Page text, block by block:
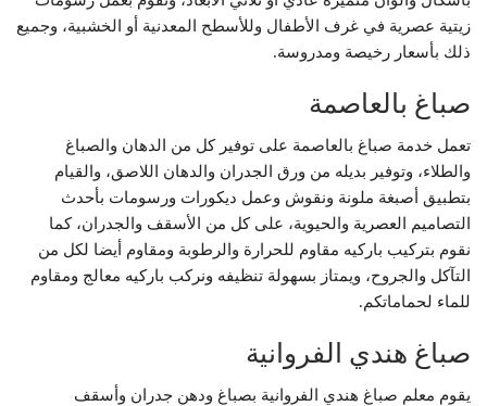
زيتية عصرية في غرف الأطفال وللأسطح المعدنية أو الخشبية، وجميع
ذلك بأسعار رخيصة ومدروسة.
صباغ بالعاصمة
تعمل خدمة صباغ بالعاصمة على توفير كل من الدهان والصباغ
والطلاء، وتوفير بديله من ورق الجدران والدهان اللاصق، والقيام
بتطبيق أصبغة ملونة ونقوش وعمل ديكورات ورسومات بأحدث
التصاميم العصرية والحيوية، على كل من الأسقف والجدران، كما
نقوم بتركيب باركيه مقاوم للحرارة والرطوبة ومقاوم أيضا لكل من
التآكل والجروح، ويمتاز بسهولة تنظيفه ونركب باركيه معالج ومقاوم
للماء لحماماتكم.
صباغ هندي الفروانية
يقوم معلم صباغ هندي الفروانية بصباغ ودهن جدران وأسقف